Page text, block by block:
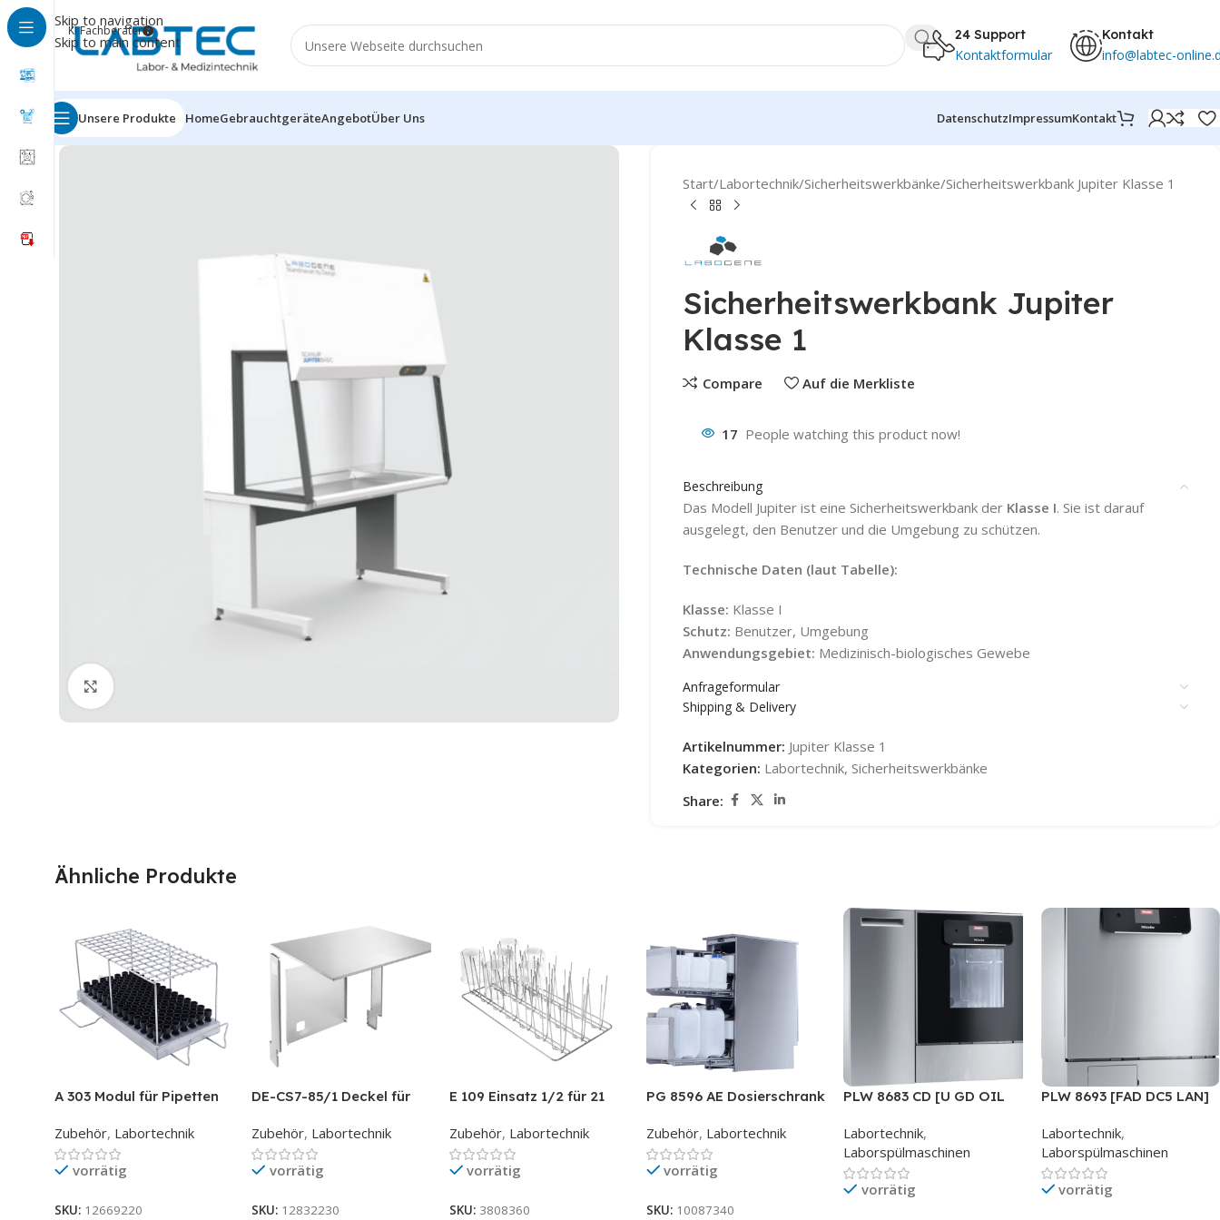
Skip to navigation
Skip to main content
KI Fachberater 24 Support
Kontaktformular
Kontakt
info@labtec-
Unsere Produkte HomeGebrauchtgeräteAngebotÜber Uns DatenschutzImpressumKontakt
Start Labortechnik Sicherheitswerkbänke Sicherheitswerkbank Jupiter Klasse 1
Sicherheitswerkbank Jupiter
Klasse 1
Compare Auf die Merkliste
17 People watching this product now!
Beschreibung
Das Modell Jupiter ist eine Sicherheitswerkbank der Klasse I. Sie ist darauf
ausgelegt, den Benutzer und die Umgebung zu schützen.
Technische Daten (laut Tabelle):
Klasse: Klasse I
Schutz: Benutzer, Umgebung
Anwendungsgebiet: Medizinisch-biologisches Gewebe
Anfrageformular
Shipping & Delivery
Artikelnummer: Jupiter Klasse 1
Kategorien: Labortechnik, Sicherheitswerkbänke
Share:
Ähnliche Produkte
A 303 Modul für Pipetten
Zubehör, Labortechnik
vorrätig
SKU: 12669220
DE-CS7-85/1 Deckel für
Zubehör, Labortechnik
vorrätig
SKU: 12832230
E 109 Einsatz 1/2 für 21
Zubehör, Labortechnik
vorrätig
SKU: 3808360
PG 8596 AE Dosierschrank
Zubehör, Labortechnik
vorrätig
SKU: 10087340
PLW 8683 CD [U GD OIL
Labortechnik,
Laborspülmaschinen
vorrätig
PLW 8693 [FAD DC5 LAN]
Labortechnik,
Laborspülmaschinen
vorrätig